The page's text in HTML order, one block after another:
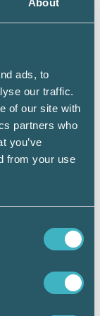
ads, to
our traffic.
of our site with
partners who
you’ve
from your use
och
sitter
inte
som håller
oförskylt
att
inte bara
etik, samt
med